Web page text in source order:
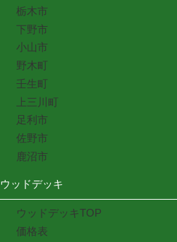
栃木市
下野市
小山市
野木町
壬生町
上三川町
足利市
佐野市
鹿沼市
ウッドデッキ
ウッドデッキTOP
価格表